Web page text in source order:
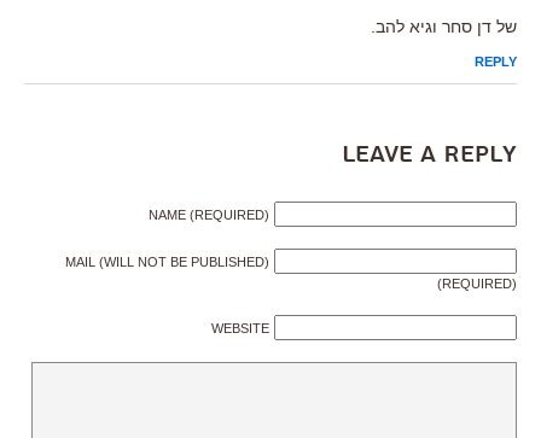
של דן סחר וגיא להב.
REPLY
Leave a Reply
NAME (REQUIRED)
MAIL (WILL NOT BE PUBLISHED)
(REQUIRED)
WEBSITE